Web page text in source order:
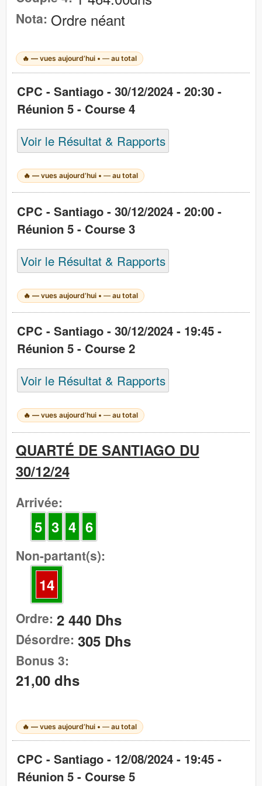
Nota: Ordre néant
🔥 —vues aujourd’hui • —au total
CPC - Santiago - 30/12/2024 - 20:30 -
Réunion 5 - Course 4
Voir le Résultat & Rapports
🔥— vues aujourd’hui •— au total
CPC - Santiago - 30/12/2024 - 20:00 -
Réunion 5 - Course 3
Voir le Résultat & Rapports
🔥— vues aujourd’hui •— au total
CPC - Santiago - 30/12/2024 - 19:45 -
Réunion 5 - Course 2
Voir le Résultat & Rapports
🔥— vues aujourd’hui •— au total
QUARTÉ DE SANTIAGO DU
30/12/24
Arrivée:
5 3 4 6
Non-partant(s):
14
Ordre: 2 440 Dhs
Désordre: 305 Dhs
Bonus 3:
21,00 dhs
🔥 —vues aujourd’hui • —au total
CPC - Santiago - 12/08/2024 - 19:45 -
Réunion 5 - Course 5